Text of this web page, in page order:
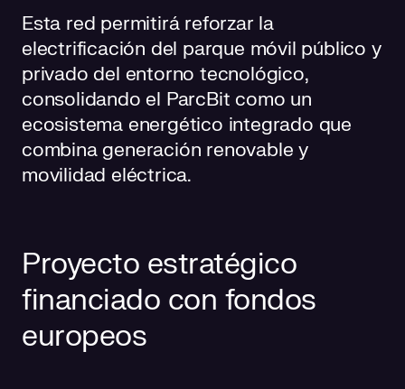
Esta red permitirá reforzar la
electrificación del parque móvil público y
privado del entorno tecnológico,
consolidando el ParcBit como un
ecosistema energético integrado que
combina generación renovable y
movilidad eléctrica.
Proyecto estratégico
financiado con fondos
europeos